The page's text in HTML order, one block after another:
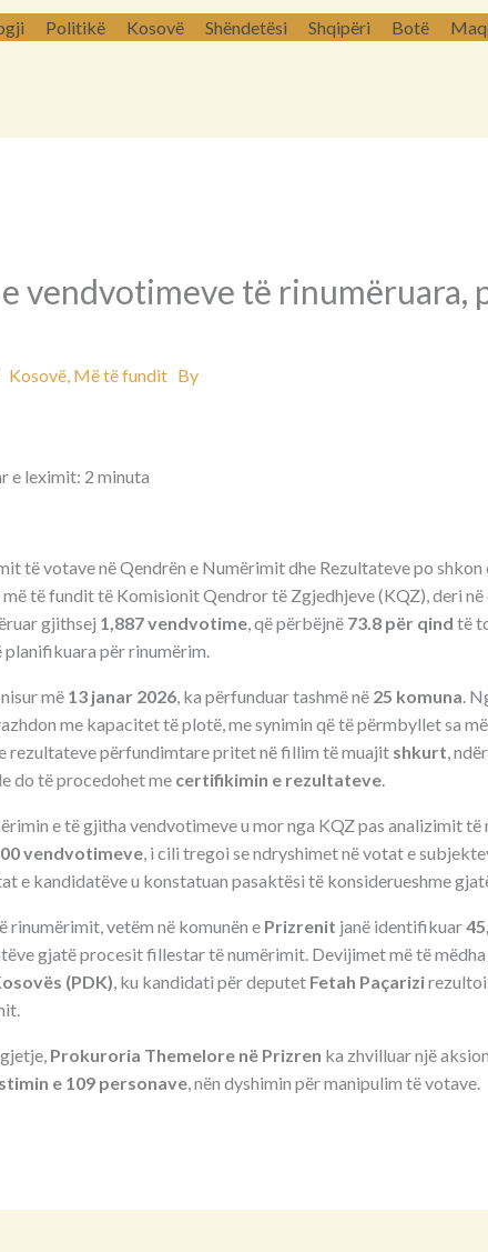
Politikë Kosovë Shëndetësi Shqipëri Botë
vendvotimeve të rinumëruara,
Kosovë, Më të funditBy
e leximit: 2 minuta
të votave në Qendrën e Numërimit dhe Rezultateve po
të fundit të Komisionit Qendror të Zgjedhjeve (KQZ), deri në
gjithsej 1,887 vendvotime, që përbëjnë 73.8 për qind të
për rinumërim.
më 13 janar 2026, ka përfunduar tashmë në 25 komuna.
me kapacitet të plotë, me synimin që të përmbyllet sa
rezultateve përfundimtare pritet në fillim të muajit shkurt,
do të procedohet me certifikimin e rezultateve.
e të gjitha vendvotimeve u mor nga KQZ pas analizimit
vendvotimeve, i cili tregoi se ndryshimet në votat e
e kandidatëve u konstatuan pasaktësi të konsiderueshme
rinumërimit, vetëm në komunën e Prizrenit janë identifikuar
gjatë procesit fillestar të numërimit. Devijimet më të
(PDK), ku kandidati për deputet Fetah Paçarizirezultoi
Prokuroria Themelore në Prizren ka zhvilluar një
e 109 personave, nën dyshimin për manipulim të votave.